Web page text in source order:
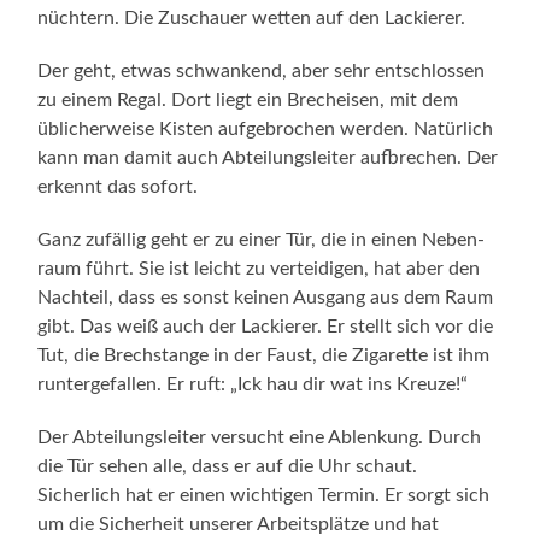
nüchtern. Die Zuschauer wetten auf den Lackierer.
Der geht, etwas schwankend, aber sehr entschlossen
zu einem Regal. Dort liegt ein Brecheisen, mit dem
üblicher­weise Kisten aufgebrochen werden. Natürlich
kann man damit auch Abteilungsleiter aufbrechen. Der
erkennt das sofort.
Ganz zufällig geht er zu einer Tür, die in einen Neben­
raum führt. Sie ist leicht zu verteidigen, hat aber den
Nach­teil, dass es sonst keinen Ausgang aus dem Raum
gibt. Das weiß auch der Lackierer. Er stellt sich vor die
Tut, die Brechstange in der Faust, die Zigarette ist ihm
runtergefallen. Er ruft: „Ick hau dir wat ins Kreuze!“
Der Abteilungsleiter versucht eine Ablenkung. Durch
die Tür sehen alle, dass er auf die Uhr schaut.
Sicherlich hat er einen wichtigen Termin. Er sorgt sich
um die Sicherheit unserer Arbeitsplätze und hat